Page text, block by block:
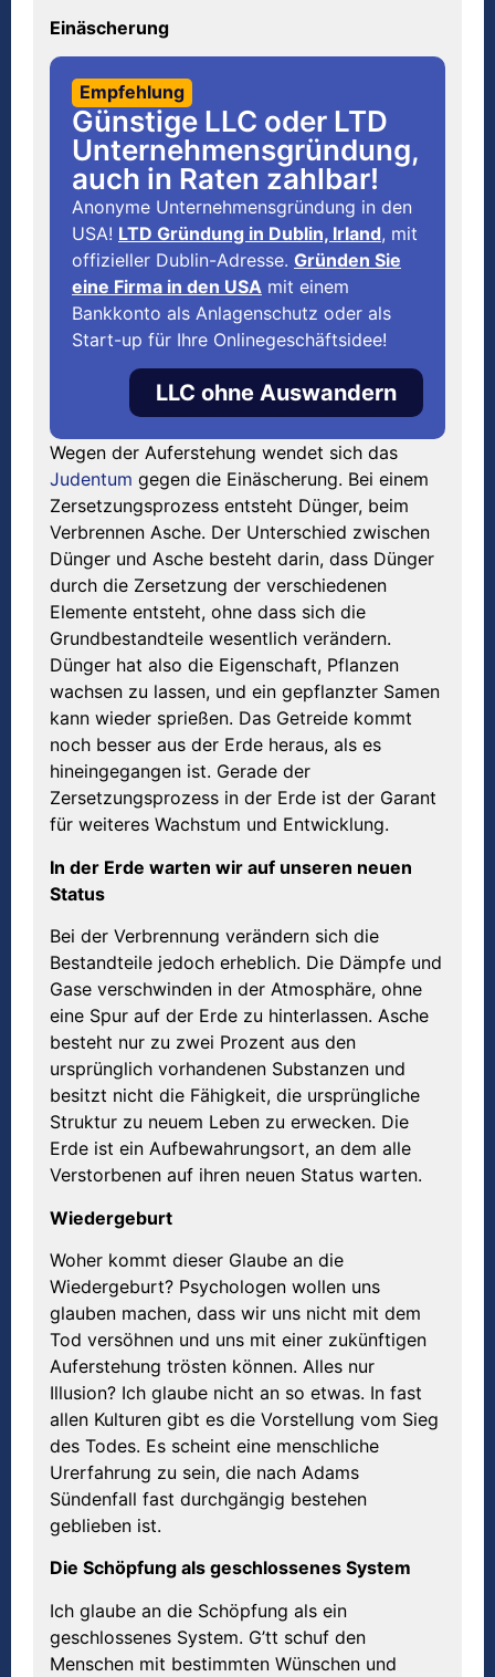
Einäscherung
Empfehlung
Günstige LLC oder LTD
Unternehmensgründung,
auch in Raten zahlbar!
Anonyme Unternehmensgründung in den
USA! LTD Gründung in Dublin, Irland, mit
offizieller Dublin-Adresse. Gründen Sie
eine Firma in den USA mit einem
Bankkonto als Anlagenschutz oder als
Start-up für Ihre Onlinegeschäftsidee!
LLC ohne Auswandern
Wegen der Auferstehung wendet sich das
Judentum gegen die Einäscherung. Bei einem
Zersetzungsprozess entsteht Dünger, beim
Verbrennen Asche. Der Unterschied zwischen
Dünger und Asche besteht darin, dass Dünger
durch die Zersetzung der verschiedenen
Elemente entsteht, ohne dass sich die
Grundbestandteile wesentlich verändern.
Dünger hat also die Eigenschaft, Pflanzen
wachsen zu lassen, und ein gepflanzter Samen
kann wieder sprießen. Das Getreide kommt
noch besser aus der Erde heraus, als es
hineingegangen ist. Gerade der
Zersetzungsprozess in der Erde ist der Garant
für weiteres Wachstum und Entwicklung.
In der Erde warten wir auf unseren neuen
Status
Bei der Verbrennung verändern sich die
Bestandteile jedoch erheblich. Die Dämpfe und
Gase verschwinden in der Atmosphäre, ohne
eine Spur auf der Erde zu hinterlassen. Asche
besteht nur zu zwei Prozent aus den
ursprünglich vorhandenen Substanzen und
besitzt nicht die Fähigkeit, die ursprüngliche
Struktur zu neuem Leben zu erwecken. Die
Erde ist ein Aufbewahrungsort, an dem alle
Verstorbenen auf ihren neuen Status warten.
Wiedergeburt
Woher kommt dieser Glaube an die
Wiedergeburt? Psychologen wollen uns
glauben machen, dass wir uns nicht mit dem
Tod versöhnen und uns mit einer zukünftigen
Auferstehung trösten können. Alles nur
Illusion? Ich glaube nicht an so etwas. In fast
allen Kulturen gibt es die Vorstellung vom Sieg
des Todes. Es scheint eine menschliche
Urerfahrung zu sein, die nach Adams
Sündenfall fast durchgängig bestehen
geblieben ist.
Die Schöpfung als geschlossenes System
Ich glaube an die Schöpfung als ein
geschlossenes System. G’tt schuf den
Menschen mit bestimmten Wünschen und